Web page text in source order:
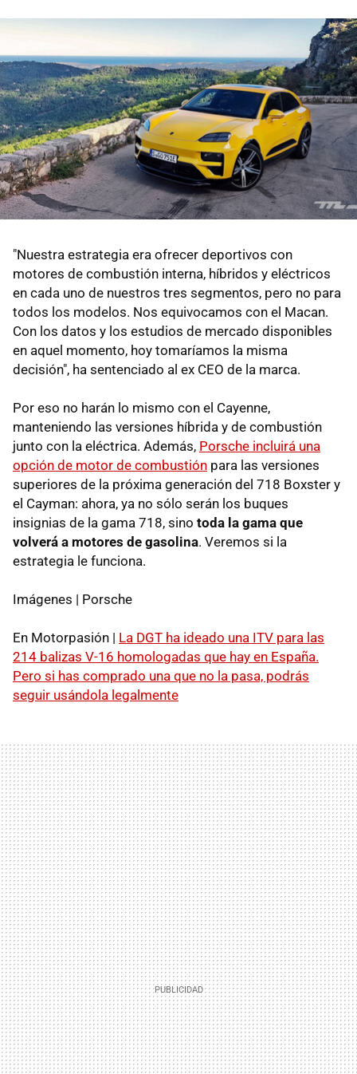
"Nuestra estrategia era ofrecer deportivos con
motores de combustión interna, híbridos y eléctricos
en cada uno de nuestros tres segmentos, pero no para
todos los modelos. Nos equivocamos con el Macan.
Con los datos y los estudios de mercado disponibles
en aquel momento, hoy tomaríamos la misma
decisión", ha sentenciado al ex CEO de la marca.
Por eso no harán lo mismo con el Cayenne,
manteniendo las versiones híbrida y de combustión
junto con la eléctrica. Además, Porsche incluirá una
opción de motor de combustión para las versiones
superiores de la próxima generación del 718 Boxster y
el Cayman: ahora, ya no sólo serán los buques
insignias de la gama 718, sino toda la gama que
volverá a motores de gasolina. Veremos si la
estrategia le funciona.
Imágenes | Porsche
En Motorpasión | La DGT ha ideado una ITV para las
214 balizas V-16 homologadas que hay en España.
Pero si has comprado una que no la pasa, podrás
seguir usándola legalmente